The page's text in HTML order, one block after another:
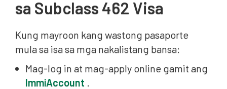
sa Subclass 462 Visa
Kung mayroon kang wastong pasaporte
mula sa isa sa mga nakalistang bansa:
Mag-log in at mag-apply online gamit ang
ImmiAccount .